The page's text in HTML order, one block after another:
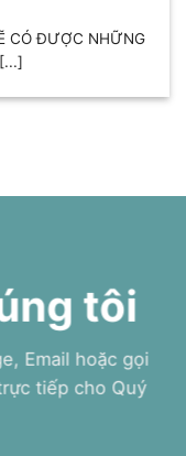
CÓ ĐƯỢC NHỮNG
tôi
Email hoặc gọi
tiếp cho Quý